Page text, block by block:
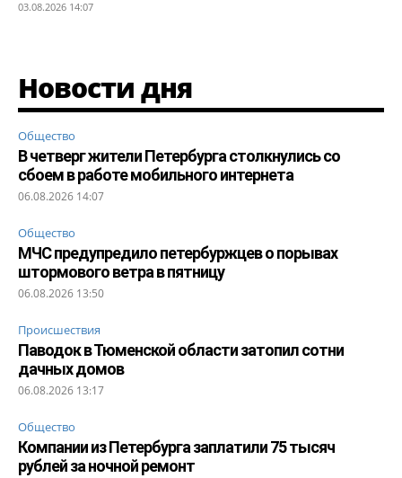
03.08.2026 14:07
Новости дня
Общество
В четверг жители Петербурга столкнулись со
сбоем в работе мобильного интернета
06.08.2026 14:07
Общество
МЧС предупредило петербуржцев о порывах
штормового ветра в пятницу
06.08.2026 13:50
Происшествия
Паводок в Тюменской области затопил сотни
дачных домов
06.08.2026 13:17
Общество
Компании из Петербурга заплатили 75 тысяч
рублей за ночной ремонт